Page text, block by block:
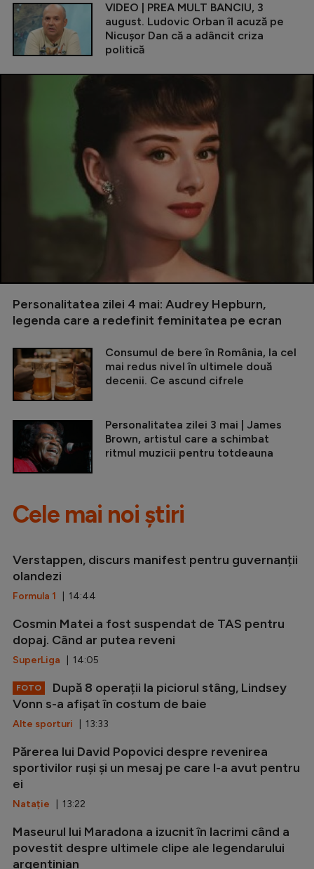
VIDEO | PREA MULT BANCIU, 3
august. Ludovic Orban îl acuză pe
Nicușor Dan că a adâncit criza
politică
Personalitatea zilei 4 mai: Audrey Hepburn,
legenda care a redefinit feminitatea pe ecran
Consumul de bere în România, la cel
mai redus nivel în ultimele două
decenii. Ce ascund cifrele
Personalitatea zilei 3 mai | James
Brown, artistul care a schimbat
ritmul muzicii pentru totdeauna
Cele mai noi știri
Verstappen, discurs manifest pentru guvernanții
olandezi
Formula 1 | 14:44
Cosmin Matei a fost suspendat de TAS pentru
dopaj. Când ar putea reveni
SuperLiga | 14:05
FOTO
După 8 operații la piciorul stâng, Lindsey
Vonn s-a afișat în costum de baie
Alte sporturi | 13:33
Părerea lui David Popovici despre revenirea
sportivilor ruși și un mesaj pe care l-a avut pentru
ei
Natație | 13:22
Maseurul lui Maradona a izucnit în lacrimi când a
povestit despre ultimele clipe ale legendarului
argentinian